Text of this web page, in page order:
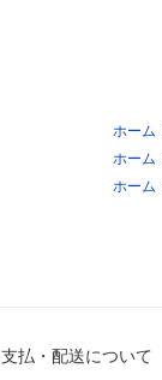
ホーム
ホーム
ホーム
支払・配送について